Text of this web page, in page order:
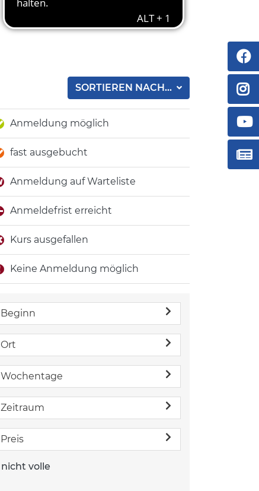
SORTIEREN NACH...
Anmeldung möglich
fast ausgebucht
Anmeldung auf Warteliste
Anmeldefrist erreicht
Kurs ausgefallen
Keine Anmeldung möglich
Beginn
Ort
Wochentage
Zeitraum
Preis
nicht volle